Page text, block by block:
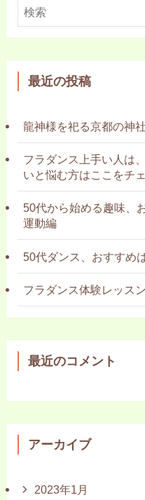
最近の投稿
龍神様を祀る京都の神
フラダンス上手い人は
いと悩む方はここをチ
50代から始める趣味、
運動編
50代ダンス、おすすめ
フラダンス体験レッス
最近のコメント
アーカイブ
2023年1月